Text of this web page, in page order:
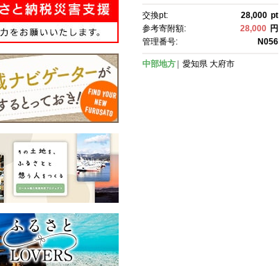
交換pt: 28,000 pt
参考寄附額:
28,000 円
管理番号:
N056
中部地方 愛知県 大府市